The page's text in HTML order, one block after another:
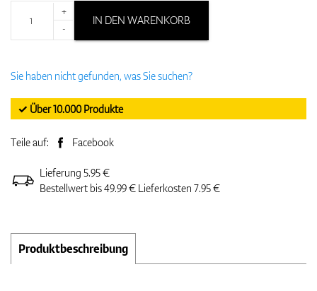
+
-
IN DEN WARENKORB
Sie haben nicht gefunden, was Sie suchen?
✓ Über 10.000 Produkte
Teile auf: Facebook
Lieferung 5.95 €
Bestellwert bis 49.99 € Lieferkosten 7.95 €
Produktbeschreibung